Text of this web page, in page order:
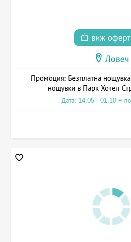
виж
Ловеч
Промоция: Безплатна
нощувки в Парк Хотел
Дата: 14.05 - 01.10 +